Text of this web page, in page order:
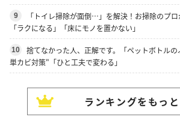
9
「トイレ掃除が面倒…」を解決！お掃除のプロ
「ラクになる」「床にモノを置かない」
10
捨てなかった人、正解です。「ペットボトル
単カビ対策"「ひと工夫で変わる」
ランキングをもっ